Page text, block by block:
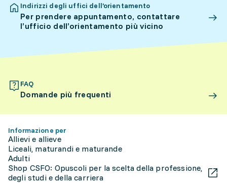
Indirizzi degli uffici dell’orientamento
Per prendere appuntamento, contattare
l’ufficio dell’orientamento più vicino
FAQ
Domande più frequenti
Informazione per
Allievi e allieve
Liceali, maturandi e maturande
Adulti
Shop CSFO: Opuscoli per la scelta della professione,
degli studi e della carriera